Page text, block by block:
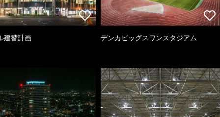
建替計画 デンカビッグスワンスタジアム